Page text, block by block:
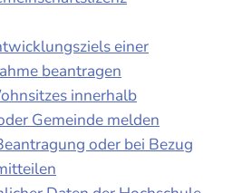
einer
beantragen
innerhalb
Gemeinde melden
oder bei Bezug